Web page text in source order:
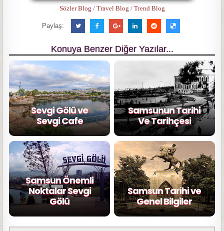
Sözler Blog / Travel Blog / Trend Blog
Paylaş:
Konuya Benzer Diğer Yazılar...
Sevgi Gölü ve
Sevgi Cafe
Samsunun Tarihi
Ve Tarihçesi
Samsun Önemli
Noktalar Sevgi
Gölü
Samsun Tarihi ve
Genel Bilgiler